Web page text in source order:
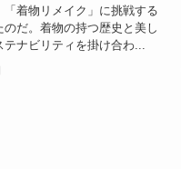
「着物リメイク」に挑戦する
のだ。着物の持つ歴史と美し
ナビリティを掛け合わ...